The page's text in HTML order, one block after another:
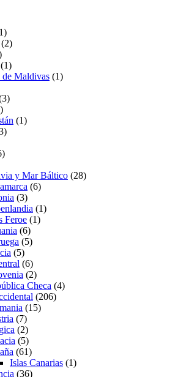
(2)
(1)
Maldivas (1)
(1)
y Mar Báltico (28)
(6)
(3)
(1)
Feroe (1)
(6)
(5)
(5)
(6)
(2)
Checa (4)
(206)
(15)
(7)
(2)
(5)
(61)
Islas Canarias (1)
(36)